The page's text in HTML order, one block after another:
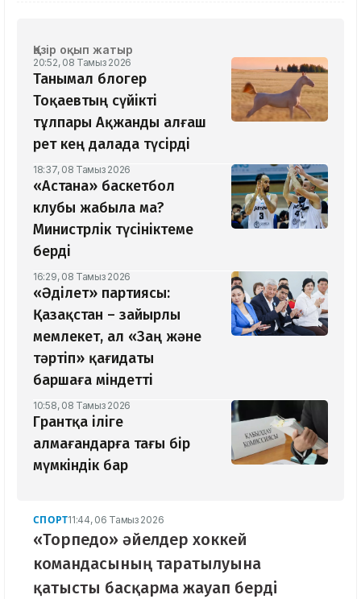
Қазір оқып жатыр
20:52, 08 Тамыз 2026
Танымал блогер
Тоқаевтың сүйікті
тұлпары Ақжанды алғаш
рет кең далада түсірді
18:37, 08 Тамыз 2026
«Астана» баскетбол
клубы жабыла ма?
Министрлік түсініктеме
берді
16:29, 08 Тамыз 2026
«Әділет» партиясы:
Қазақстан – зайырлы
мемлекет, ал «Заң және
тәртіп» қағидаты
баршаға міндетті
10:58, 08 Тамыз 2026
Грантқа іліге
алмағандарға тағы бір
мүмкіндік бар
СПОРТ11:44, 06 Тамыз 2026
«Торпедо» әйелдер хоккей
командасының таратылуына
қатысты басқарма жауап берді